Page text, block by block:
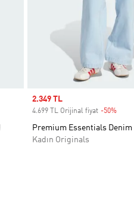
Sale price
2.349 TL
4.699 TL Orijinal fiyat -50%
Premium Essentials Denim
Kadın Originals